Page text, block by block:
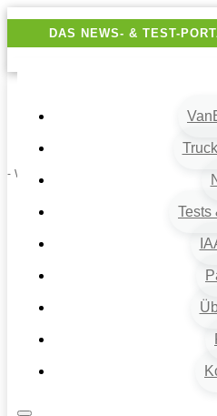
DAS NEWS- & TEST-
Tests
- Werbung -